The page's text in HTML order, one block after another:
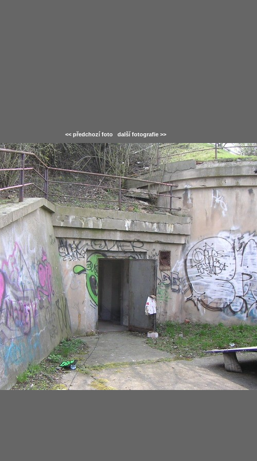
<< předchozí foto další fotografie >>